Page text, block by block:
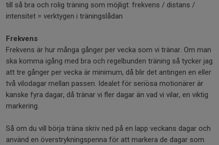
till så bra och rolig träning som möjligt: frekvens / distans /
intensitet = verktygen i träningslådan
Frekvens
Frekvens är hur många gånger per vecka som vi tränar. Om man
ska komma igång med bra och regelbunden träning så tycker jag
att tre gånger per vecka är minimum, då blir det antingen en eller
två vilodagar mellan passen. Idealet för seriösa motionärer är
kanske fyra dagar, då tränar vi fler dagar än vad vi vilar, en viktig
markering.
Så om du vill börja träna skriv ned på en lapp veckans dagar och
använd en överstrykningspenna för att markera de dagar som